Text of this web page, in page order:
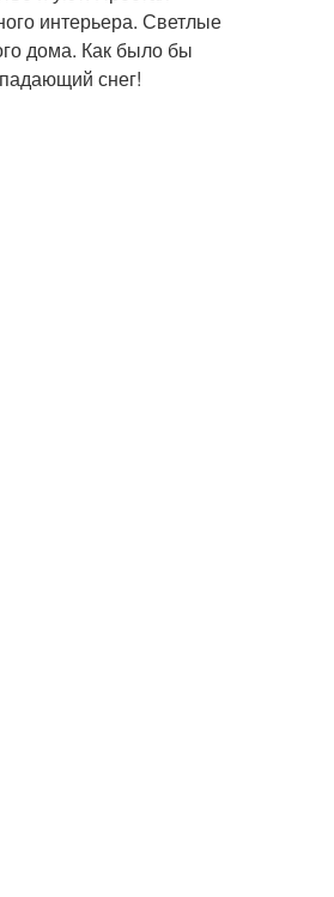
интерьера. Светлые
дома. Как было бы
снег!